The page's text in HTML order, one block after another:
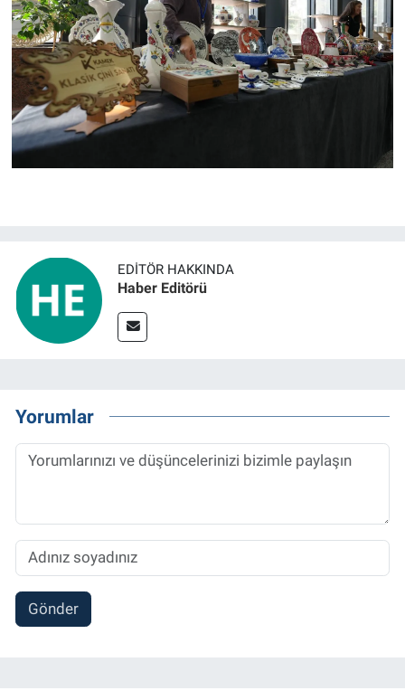
EDITÖR HAKKINDA
Haber Editörü
Yorumlar
Gönder